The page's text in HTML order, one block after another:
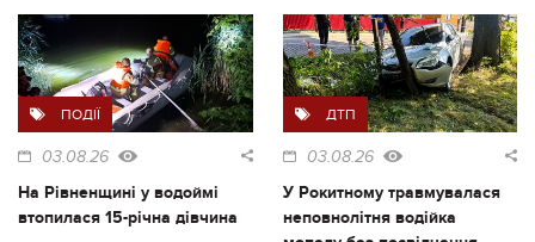
ПОДІЇ
03.08.26
На Рівненщині у водоймі
втопилася 15-річна дівчина
ДТП
03.08.26
У Рокитному травмувалася
неповнолітня водійка